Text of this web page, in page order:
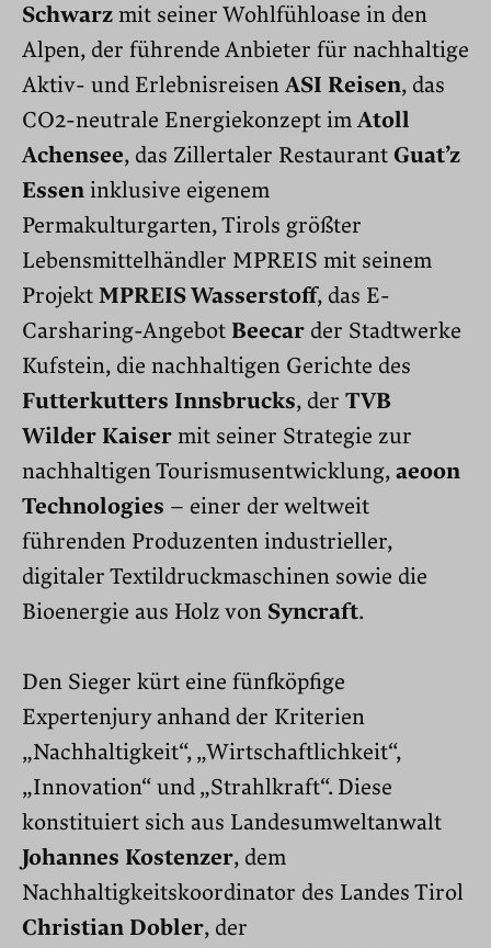
Schwarz mit seiner Wohlfühloase in den
Alpen, der führende Anbieter für nachhaltige
Aktiv- und ErlebnisreisenASI Reisen, das
CO2-neutrale Energiekonzept imAtoll
Achensee, das Zillertaler Restaurant Guat’z
Essen inklusive eigenem
Permakulturgarten, Tirols größter
Lebensmittelhändler MPREIS mit seinem
Projekt MPREIS Wasserstoff, das E-
Carsharing-Angebot Beecar der Stadtwerke
Kufstein, die nachhaltigen Gerichte des
Futterkutters Innsbrucks, der TVB
Wilder Kaiser mit seiner Strategie zur
nachhaltigen Tourismusentwicklung, aeoon
Technologies – einer der weltweit
führenden Produzenten industrieller,
digitaler Textildruckmaschinen sowie die
Bioenergie aus Holz von Syncraft.
Den Sieger kürt eine fünfköpfige
Expertenjury anhand der Kriterien
„Nachhaltigkeit“, „Wirtschaftlichkeit“,
„Innovation“ und „Strahlkraft“. Diese
konstituiert sich aus Landesumweltanwalt
Johannes Kostenzer, dem
Nachhaltigkeitskoordinator des Landes Tirol
Christian Dobler, der